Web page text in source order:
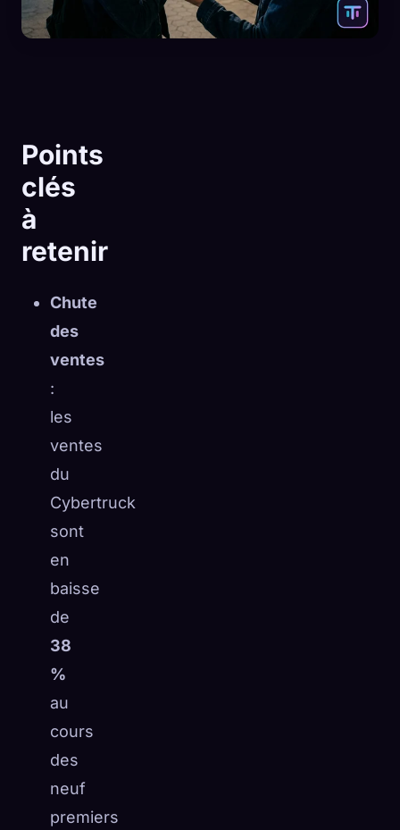
Points
clés
à
retenir
Chute
des
ventes
:
les
ventes
du
Cybertruck
sont
en
baisse
de
38
%
au
cours
des
neuf
premiers
Collection
☁️Sauvegardez votre collection sur tous les appareils
0